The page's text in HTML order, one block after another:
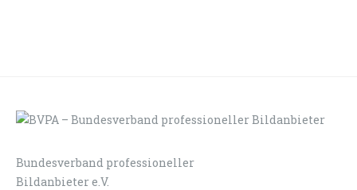
Bundesverband professioneller
Bildanbieter e.V.